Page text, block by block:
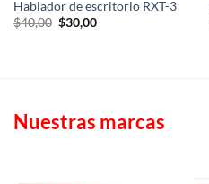
Hablador de escritorio RXT-3
$40,00 El
precio
$30,00El
Nuestras marcas